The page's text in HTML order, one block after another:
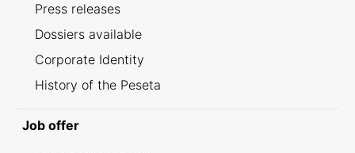
Press releases
Dossiers available
Corporate Identity
History of the Peseta
Job offer